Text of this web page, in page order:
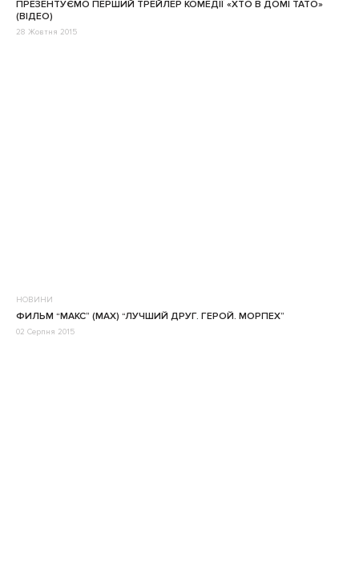
ПРЕЗЕНТУЄМО ПЕРШИЙ ТРЕЙЛЕР КОМЕДІЇ «ХТО В ДОМІ ТАТО»
(ВІДЕО)
28 Жовтня 2015
НОВИНИ
ФИЛЬМ “МАКС” (MAX) “ЛУЧШИЙ ДРУГ. ГЕРОЙ. МОРПЕХ”
02 Серпня 2015